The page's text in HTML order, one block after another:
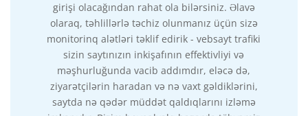
girişi olacağından rahat ola bilərsiniz. Əlavə
olaraq, təhlillərlə təchiz olunmanız üçün sizə
monitorinq alətləri təklif edirik - vebsayt trafiki
sizin saytınızın inkişafının effektivliyi və
məşhurluğunda vacib addımdır, eləcə də,
ziyarətçilərin haradan və nə vaxt gəldiklərini,
saytda nə qədər müddət qaldıqlarını izləmə